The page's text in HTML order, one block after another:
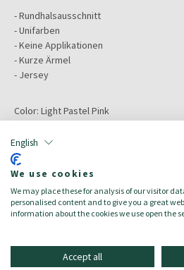
English
We use cookies
We may place these for analysis of our visitor
personalised content and to give you a great
information about the cookies we use open the
Accept all
- Rundhalsausschnitt
- Unifarben
- Keine Applikationen
- Kurze Ärmel
- Jersey
Color: Light Pastel Pink
Hauptmaterial:
Zielgruppe:
made_in:
Italien
- 100% Baumwolle